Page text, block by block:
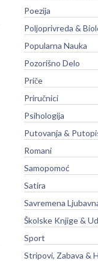
Poezija
Poljoprivreda &
Popularna Nauka
Pozorišno Delo
Priče
Priručnici
Psihologija
Putovanja &
Romani
Samopomoć
Satira
Savremena
Školske Knjige &
Sport
Stripovi, Zabava &